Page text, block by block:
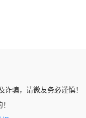
骗，请微友务必谨慎！